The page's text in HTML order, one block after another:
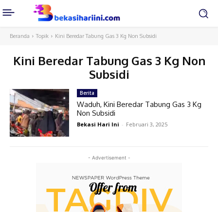
Beranda Topik Kini Beredar Tabung Gas 3 Kg Non Subsidi
Kini Beredar Tabung Gas 3 Kg Non
Subsidi
- Advertisement -
Berita
Waduh, Kini Beredar Tabung Gas 3 Kg
Non Subsidi
Bekasi Hari Ini - Februari 3, 2025